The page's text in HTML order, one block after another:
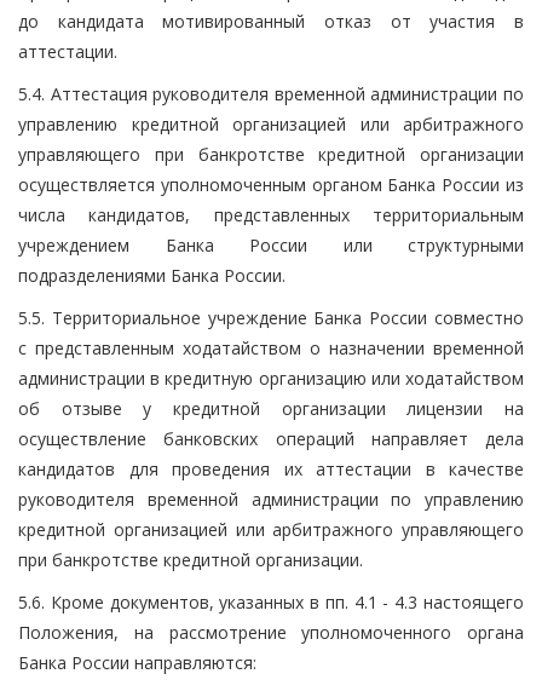
до кандидата мотивированный отказ от участия в
аттестации.
5.4. Аттестация руководителя временной администрации по
управлению кредитной организацией или арбитражного
управляющего при банкротстве кредитной организации
осуществляется уполномоченным органом Банка России из
числа кандидатов, представленных территориальным
учреждением Банка России или структурными
подразделениями Банка России.
5.5. Территориальное учреждение Банка России совместно
с представленным ходатайством о назначении временной
администрации в кредитную организацию или ходатайством
об отзыве у кредитной организации лицензии на
осуществление банковских операций направляет дела
кандидатов для проведения их аттестации в качестве
руководителя временной администрации по управлению
кредитной организацией или арбитражного управляющего
при банкротстве кредитной организации.
5.6. Кроме документов, указанных в пп. 4.1 - 4.3 настоящего
Положения, на рассмотрение уполномоченного органа
Банка России направляются: